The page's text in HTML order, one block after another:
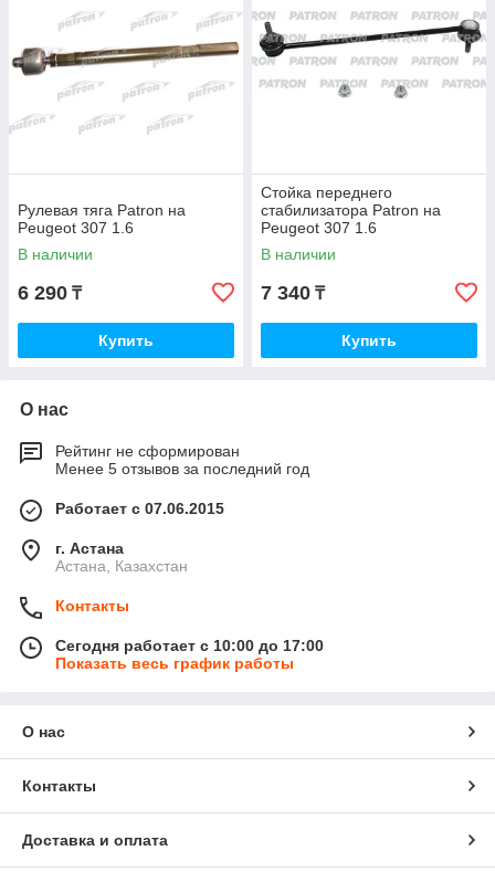
Рулевая тяга Patron на
Peugeot 307 1.6
В наличии
6 290 ₸
Купить
Стойка переднего
стабилизатора Patron на
Peugeot 307 1.6
В наличии
7 340 ₸
Купить
О нас
Рейтинг не сформирован
Менее 5 отзывов за последний год
Работает с 07.06.2015
г. Астана
Астана, Казахстан
Контакты
Сегодня работает с 10:00 до 17:00
Показать весь график работы
О нас
Контакты
Доставка и оплата